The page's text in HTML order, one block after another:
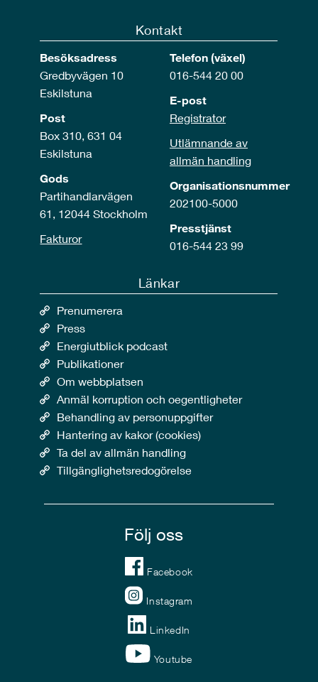
Kontakt
Besöksadress
Gredbyvägen 10
Eskilstuna
Post
Box 310, 631 04
Eskilstuna
Gods
Partihandlarvägen
61, 12044 Stockholm
Fakturor
Telefon (växel)
016-544 20 00
E-post
Registrator
Utlämnande av
allmän handling
Organisationsnummer
202100-5000
Presstjänst
016-544 23 99
Länkar
Prenumerera
Press
Energiutblick podcast
Publikationer
Om webbplatsen
Anmäl korruption och oegentligheter
Behandling av personuppgifter
Hantering av kakor (cookies)
Ta del av allmän handling
Tillgänglighetsredogörelse
Följ oss
Facebook
Instagram
LinkedIn
Youtube